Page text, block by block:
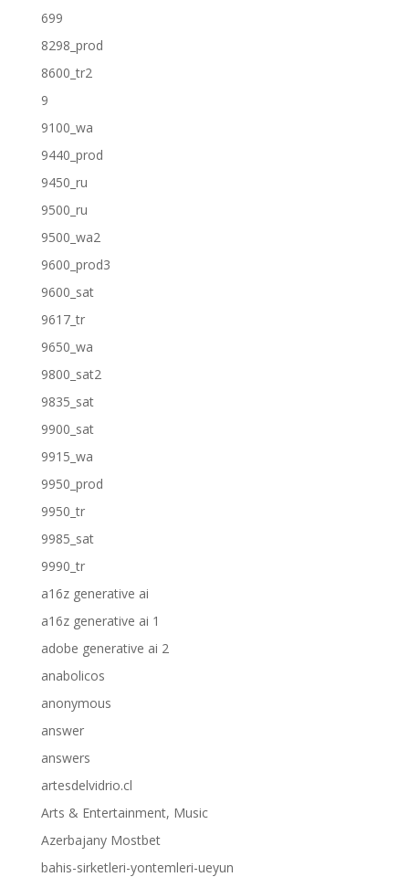
699
8298_prod
8600_tr2
9
9100_wa
9440_prod
9450_ru
9500_ru
9500_wa2
9600_prod3
9600_sat
9617_tr
9650_wa
9800_sat2
9835_sat
9900_sat
9915_wa
9950_prod
9950_tr
9985_sat
9990_tr
a16z generative ai
a16z generative ai 1
adobe generative ai 2
anabolicos
anonymous
answer
answers
artesdelvidrio.cl
Arts & Entertainment, Music
Azerbajany Mostbet
bahis-sirketleri-yontemleri-ueyun